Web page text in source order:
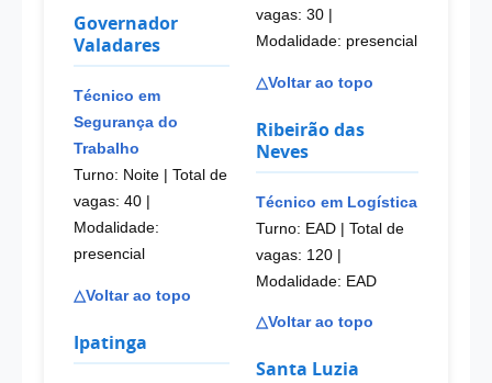
Governador
Valadares
Técnico em
Segurança do
Trabalho
Turno: Noite | Total de
vagas: 40
Modalidade:
presencial
△Voltar ao topo
Ipatinga
vagas: 30
Modalidade: presencial
△Voltar ao topo
Ribeirão das
Neves
Técnico em Logística
Turno: EAD | Total de
vagas: 120 |
Modalidade: EAD
△Voltar ao topo
Santa Luzia